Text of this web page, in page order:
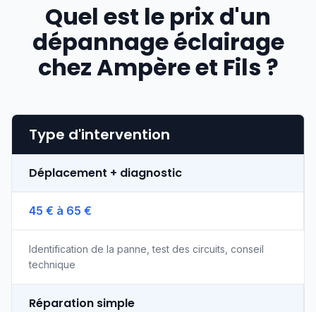
Quel est le prix d'un
dépannage éclairage
chez Ampère et Fils ?
Type d'intervention
Déplacement + diagnostic
45 € à 65 €
Identification de la panne, test des circuits, conseil
technique
Réparation simple